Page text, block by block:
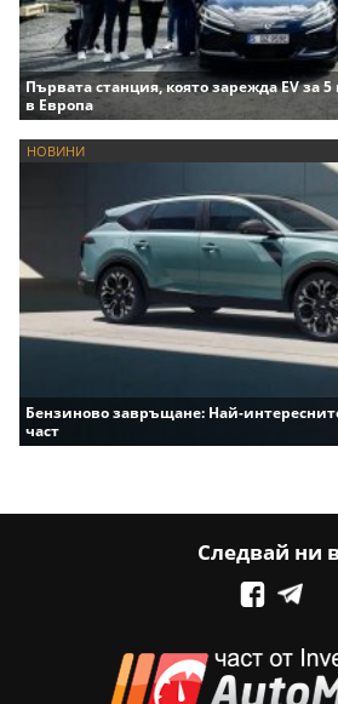
Първата станция, която зарежда EV за
в Европа
НОВИНИ
Бензиново завръщане: Най-
част
Следвай ни